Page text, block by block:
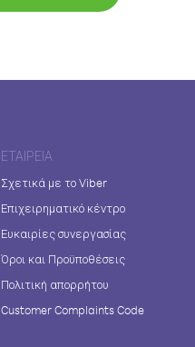
ΕΤΑΙΡΕΊΑ
Σχετικά με το Viber
Επιχειρηματικό κέντρο
Ευκαιρίες συνεργασίας
Όροι και Προϋποθέσεις
Πολιτική απορρήτου
Customer Complaints Code